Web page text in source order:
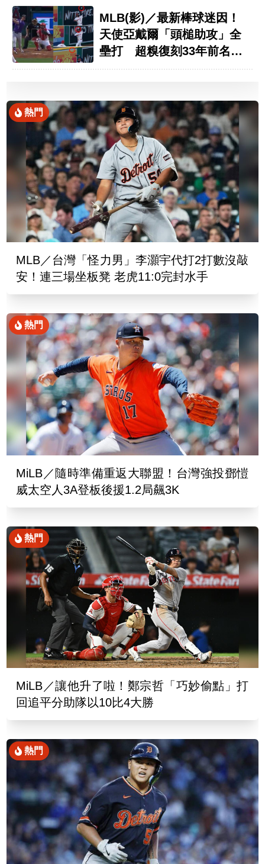
MLB(影)／最新棒球迷因！
天使亞戴爾「頭槌助攻」全
壘打 超糗復刻33年前名場
熱門
MLB／台灣「怪力男」李灝宇代打2打數沒敲
安！連三場坐板凳 老虎11:0完封水手
熱門
MiLB／隨時準備重返大聯盟！台灣強投鄧愷
威太空人3A登板後援1.2局飆3K
熱門
MiLB／讓他升了啦！鄭宗哲「巧妙偷點」打
回追平分助隊以10比4大勝
熱門